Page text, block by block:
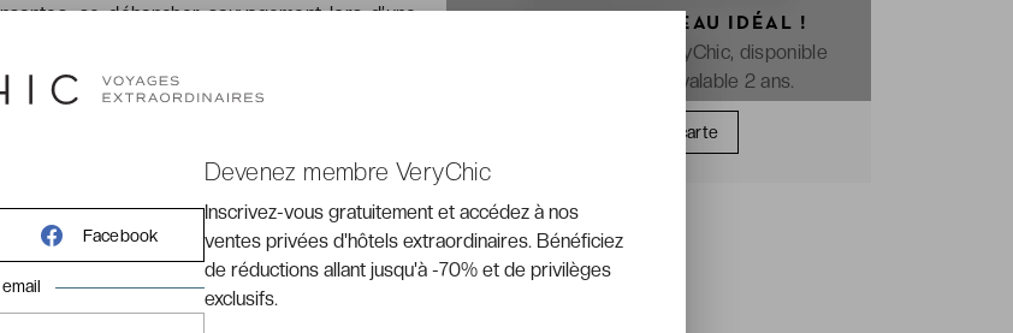
se déhancher sauvagement lors d’une
fait rêver toute la planète, déguster une des
Koh Samui ****... Une adresse à savourer
OFFREZ LE CADEAU IDÉAL !
La e-carte cadeau VeryChic, disponible
immédiatement et valable 2 ans.
Offrir une carte
Facebook
Devenez membre VeryChic
Inscrivez-vous gratuitement et accédez à nos
ventes privées d'hôtels extraordinaires. Bénéficiez
de réductions allant jusqu'à -70% et de privilèges
exclusifs.